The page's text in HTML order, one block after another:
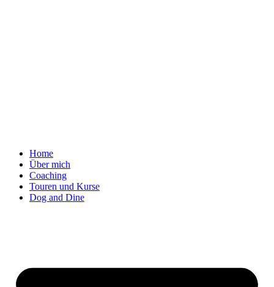
Home
Über mich
Coaching
Touren und Kurse
Dog and Dine